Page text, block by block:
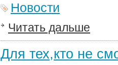
Новости
Читать дальше
Для тех,кто не